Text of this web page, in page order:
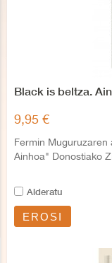
Black is beltza.
9,95 €
Fermin Muguruzaren
Ainhoa" Donostiako
Alderatu
EROSI